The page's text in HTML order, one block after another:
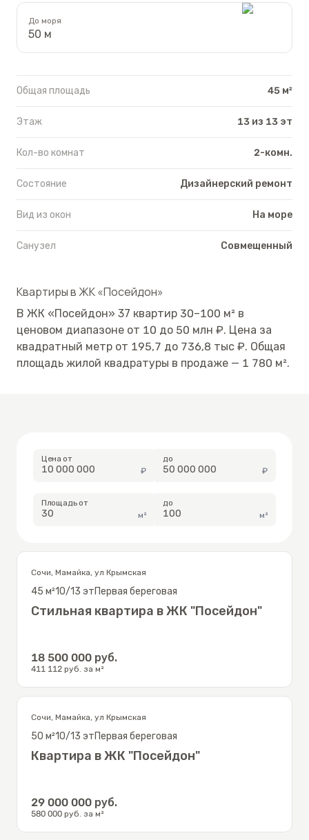
До моря
50 м
Общая площадь 45 м²
Этаж 13 из 13 эт
Кол-во комнат 2-комн.
Состояние Дизайнерский ремонт
Вид из окон На море
Санузел Совмещенный
Квартиры вЖК «Посейдон»
В ЖК «Посейдон» 37 квартир 30–100 м² в
ценовом диапазоне от 10 до 50 млн ₽. Цена за
квадратный метр от 195,7 до 736,8 тыс ₽. Общая
площадь жилой квадратуры в продаже — 1 780 м².
Цена от
₽
до
₽
Площадь от
м²
до
м²
Сочи, Мамайка, ул Крымская
45 м²10/13 этПервая береговая
Стильная квартира в ЖК "Посейдон"
18 500 000 руб.
411 112 руб. за м²
Сочи, Мамайка, ул Крымская
50 м²10/13 этПервая береговая
Квартира в ЖК "Посейдон"
29 000 000 руб.
580 000 руб. за м²